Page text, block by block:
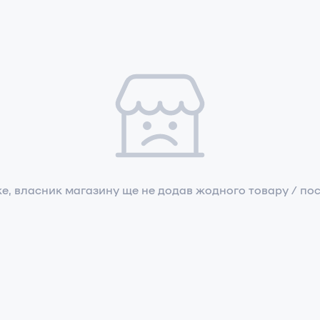
власник магазину ще не додав жодного товару /